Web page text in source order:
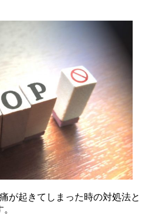
が起きてしまった時の対処法と